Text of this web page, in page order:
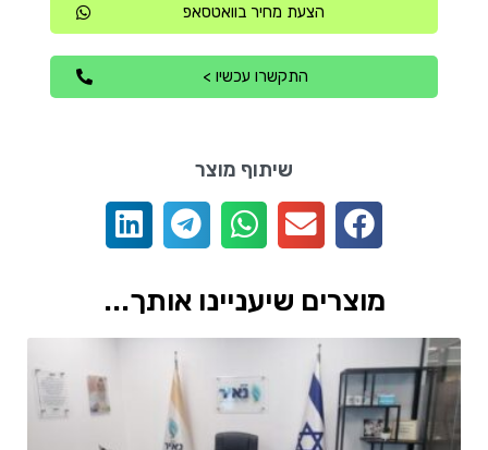
הצעת מחיר בוואטסאפ
התקשרו עכשיו >
שיתוף מוצר
מוצרים שיעניינו אותך...